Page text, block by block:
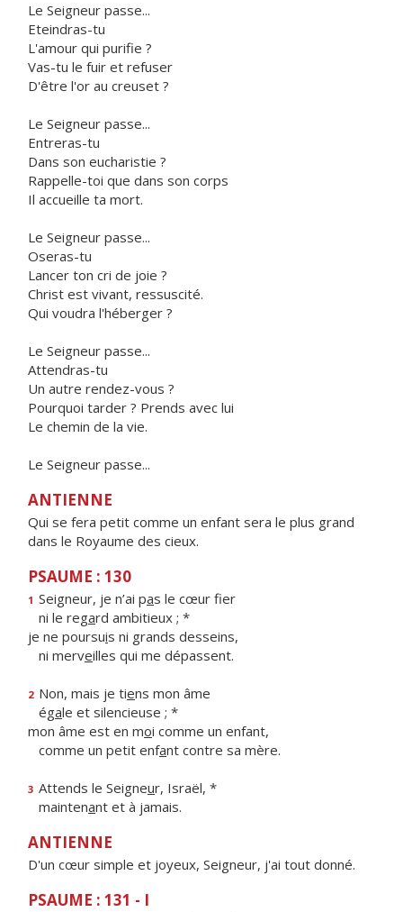
Le Seigneur passe...
Eteindras-tu
L'amour qui purifie ?
Vas-tu le fuir et refuser
D'être l'or au creuset ?
Le Seigneur passe...
Entreras-tu
Dans son eucharistie ?
Rappelle-toi que dans son corps
Il accueille ta mort.
Le Seigneur passe...
Oseras-tu
Lancer ton cri de joie ?
Christ est vivant, ressuscité.
Qui voudra l'héberger ?
Le Seigneur passe...
Attendras-tu
Un autre rendez-vous ?
Pourquoi tarder ? Prends avec lui
Le chemin de la vie.
Le Seigneur passe...
ANTIENNE
Qui se fera petit comme un enfant sera le plus grand
dans le Royaume des cieux.
PSAUME : 130
1 Seigneur, je n’ai pas le cœur fier
ni le regard ambitieux ; *
je ne poursuis ni grands desseins,
ni merveilles qui me dépassent.
2 Non, mais je tiens mon âme
égale et silencieuse ; *
mon âme est en moi comme un enfant,
comme un petit enfant contre sa mère.
3 Attends le Seigneur, Israël, *
maintenant et à jamais.
ANTIENNE
D'un cœur simple et joyeux, Seigneur, j'ai tout donné.
PSAUME : 131 - I